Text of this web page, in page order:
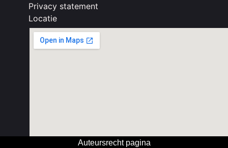
Privacy statement
Locatie
Auteursrecht pagina